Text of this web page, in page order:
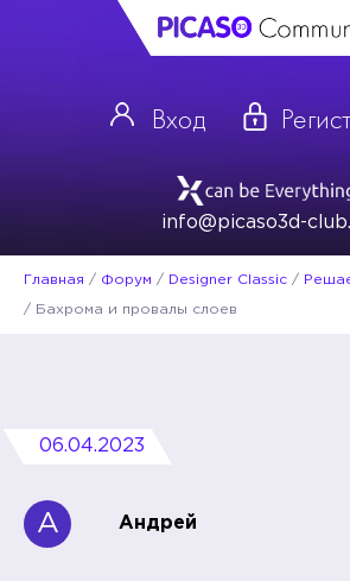
Вход
info@picaso3d-
Главная / Форум / Designer Classic /
/ Бахрома и провалы слоев
06.04.2023
А Андрей